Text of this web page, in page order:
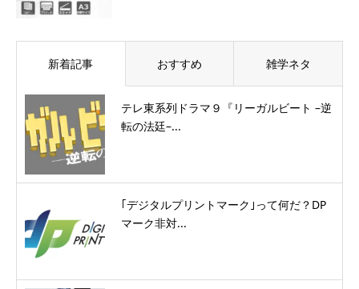
新着記事 おすすめ 雑学ネタ
テレ東系列ドラマ９『リーガルビート –逆
転の法廷–...
｢デジタルプリントマーク｣って何だ？DP
マーク非対...